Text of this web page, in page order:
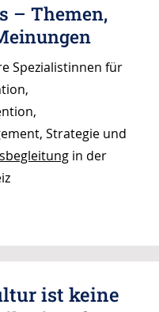
– Themen,
Spezialistinnen für
Strategie und
in der
ist keine